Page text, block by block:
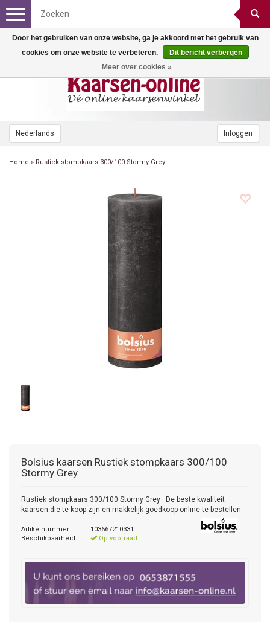
Nederlands Inloggen
Toggle
navigation
Home » Rustiek stompkaars 300/100 Stormy Grey
Bolsius kaarsen Rustiek stompkaars 300/100
Stormy Grey
Rustiek stompkaars 300/100 Stormy Grey . De beste kwaliteit
kaarsen die te koop zijn en makkelijk goedkoop online te bestellen.
Artikelnummer:
103667210331
Beschikbaarheid:
Op voorraad
Door het gebruiken van onze website, ga je akkoord met het gebruik van
cookies om onze website te verbeteren.
Dit bericht verbergen
Meer over cookies »